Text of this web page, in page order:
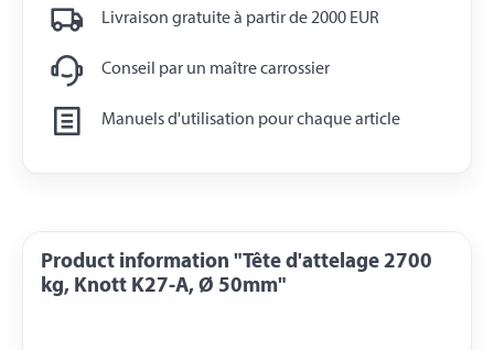
Livraison gratuite à partir de 2000 EUR
Conseil par un maître carrossier
Manuels d'utilisation pour chaque article
Product information "Tête d'attelage 2700
kg, Knott K27-A, Ø 50mm"